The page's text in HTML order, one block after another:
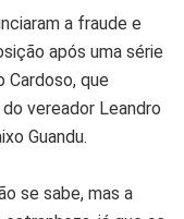
a fraude e
após uma série
que
vereador Leandro
Guandu.
se sabe, mas a